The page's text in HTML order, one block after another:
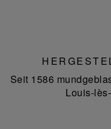
Seit 1586
Louis-